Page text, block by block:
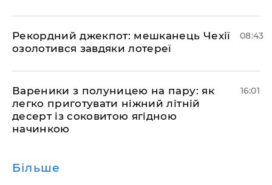
Рекордний джекпот: мешканець Чехії
озолотився завдяки лотереї
08:43
Вареники з полуницею на пару: як
легко приготувати ніжний літній
десерт із соковитою ягідною
начинкою
16:01
Більше